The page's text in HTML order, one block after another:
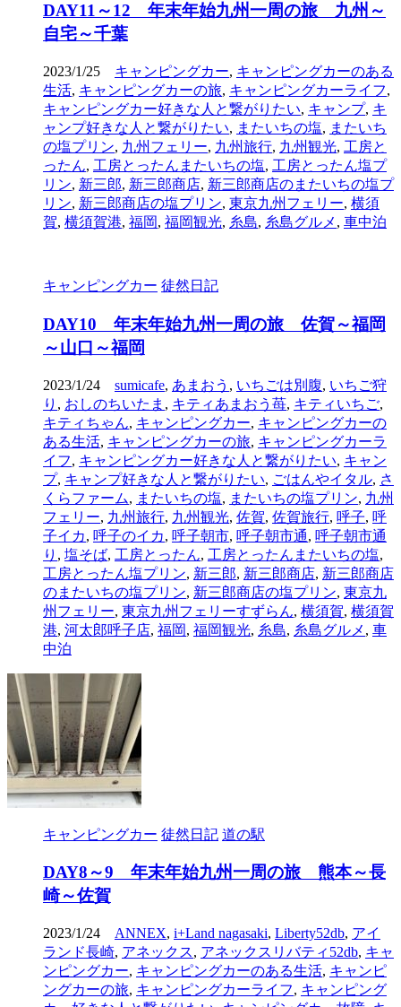
DAY11～12 年末年始九州一周の旅 九州～
自宅～千葉
2023/1/25 キャンピングカー, キャンピングカーのある
生活, キャンピングカーの旅, キャンピングカーライフ,
キャンピングカー好きな人と繋がりたい, キャンプ, キ
ャンプ好きな人と繋がりたい, またいちの塩, またいち
の塩プリン, 九州フェリー, 九州旅行, 九州観光, 工房と
ったん, 工房とったんまたいちの塩, 工房とったん塩プ
リン, 新三郎, 新三郎商店, 新三郎商店のまたいちの塩プ
リン, 新三郎商店の塩プリン, 東京九州フェリー, 横須
賀, 横須賀港, 福岡, 福岡観光, 糸島, 糸島グルメ , 車中泊
キャンピングカー 徒然日記
DAY10 年末年始九州一周の旅 佐賀～福岡
～山口～福岡
2023/1/24 sumicafe, あまおう , いちごは別腹, いちご狩
り , おしのちいたま , キティあまおう苺, キティいちご,
キティちゃん, キャンピングカー, キャンピングカーの
ある生活, キャンピングカーの旅, キャンピングカーラ
イフ, キャンピングカー好きな人と繋がりたい, キャン
プ, キャンプ好きな人と繋がりたい, ごはんやイタル, さ
くらファーム, またいちの塩, またいちの塩プリン, 九州
フェリー, 九州旅行, 九州観光, 佐賀, 佐賀旅行, 呼子, 呼
子イカ, 呼子のイカ, 呼子朝市, 呼子朝市通, 呼子朝市通
り , 塩そば, 工房とったん, 工房とったんまたいちの塩,
工房とったん塩プリン, 新三郎, 新三郎商店, 新三郎商店
のまたいちの塩プリン, 新三郎商店の塩プリン, 東京九
州フェリー, 東京九州フェリーすずらん, 横須賀, 横須賀
港, 河太郎呼子店, 福岡, 福岡観光, 糸島, 糸島グルメ , 車
中泊
キャンピングカー 徒然日記 道の駅
DAY8～9 年末年始九州一周の旅 熊本～長
崎～佐賀
2023/1/24 ANNEX, i+Land nagasaki, Liberty52db, アイ
ランド長崎, アネックス, アネックスリバティ52db, キャ
ンピングカー, キャンピングカーのある生活, キャンピ
ングカーの旅, キャンピングカーライフ, キャンピング